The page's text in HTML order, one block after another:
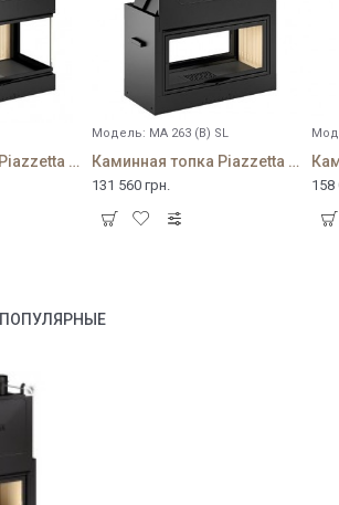
Каминная топка Piazzetta MA 271 SL
Модель: MA 263 (B) SL
Каминная топка Piazzetta MA 263 (B) SL
131 560 грн. 158
ПОПУЛЯРНЫЕ